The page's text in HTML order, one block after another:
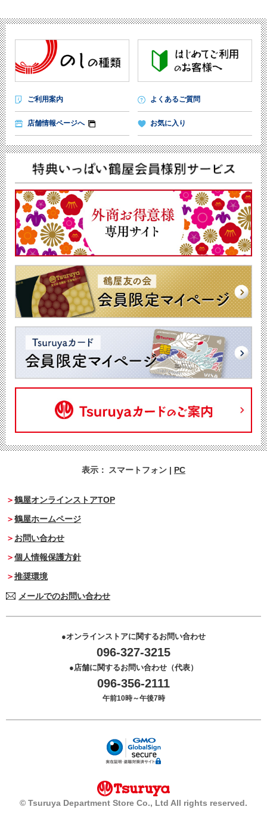
ご利用案内 よくあるご質問
店舗情報ページへ お気に入り
表示： スマートフォン | PC
鶴屋オンラインストアTOP
鶴屋ホームページ
お問い合わせ
個人情報保護方針
推奨環境
メールでのお問い合わせ
オンラインストアに関するお問い合わせ
096-327-3215
店舗に関するお問い合わせ（代表）
096-356-2111
午前10時～午後7時
© Tsuruya Department Store Co., Ltd All rights reserved.